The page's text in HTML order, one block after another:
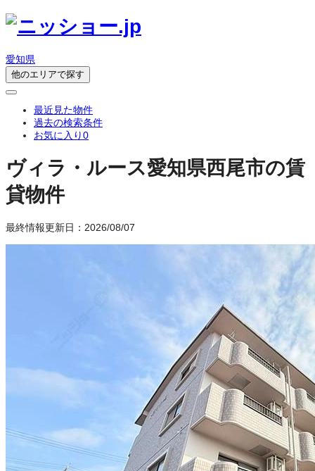
愛知県
他のエリアで探す
最近見た物件
過去の検索条件
お気に入り0
ヴィラ・ルース愛知県西尾市の賃
貸物件
最終情報更新日：2026/08/07